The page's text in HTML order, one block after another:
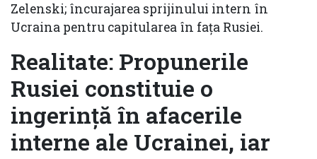
Zelenski; încurajarea sprijinului intern în
Ucraina pentru capitularea în fața Rusiei.
Realitate: Propunerile
Rusiei constituie o
ingerință în afacerile
interne ale Ucrainei, iar